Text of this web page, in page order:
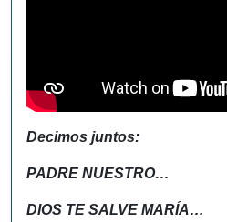
Decimos juntos:
PADRE NUESTRO…
DIOS TE SALVE MARÍA…